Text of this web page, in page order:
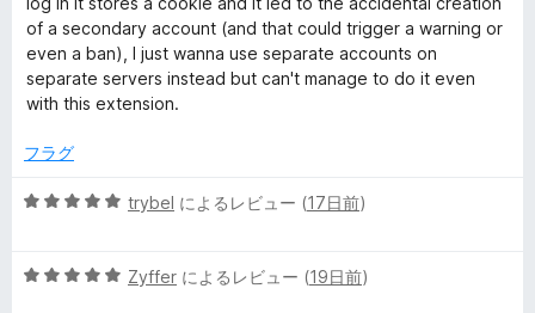
の
評
価
of a secondary account (and that could trigger a warning or
even a ban), I just wanna use separate accounts on
separate servers instead but can't manage to do it even
with this extension.
フラグ
5
中
trybel によるレビュー (17日前)
5
Zyffer によるレビュー (19日前)